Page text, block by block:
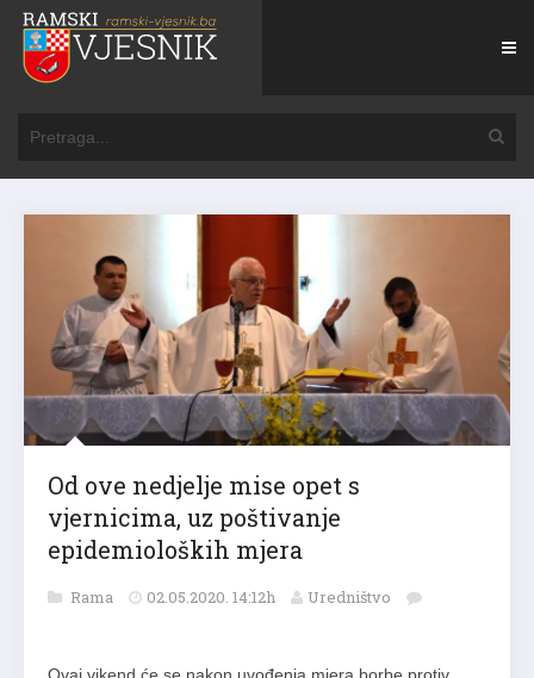
Od ove nedjelje mise opet s
vjernicima, uz poštivanje
epidemioloških mjera
Rama 02.05.2020. 14:12h Uredništvo